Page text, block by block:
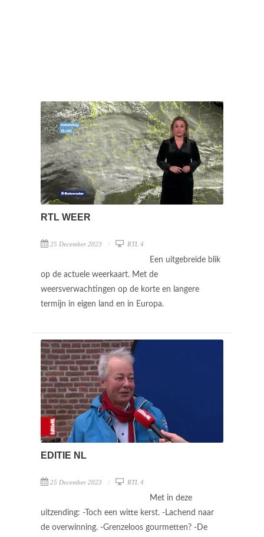
RTL WEER
25 December 2023 RTL 4
Een uitgebreide blik
op de actuele weerkaart. Met de
weersverwachtingen op de korte en langere
termijn in eigen land en in Europa.
EDITIE NL
25 December 2023 RTL 4
Met in deze
uitzending: -Toch een witte kerst. -Lachend naar
de overwinning. -Grenzeloos gourmetten? -De